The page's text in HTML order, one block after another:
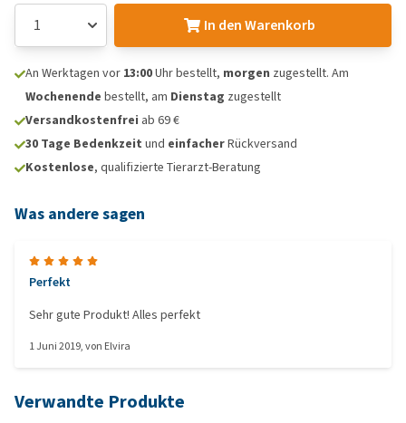
In den Warenkorb
An Werktagen vor 13:00Uhr bestellt, morgen zugestellt. Am
Wochenende bestellt, am Dienstag zugestellt
Versandkostenfrei ab 69 €
30 Tage Bedenkzeit und einfacherRückversand
Kostenlose, qualifizierte Tierarzt-Beratung
Was andere sagen
Perfekt
Sehr gute Produkt! Alles perfekt
1 Juni 2019, von Elvira
Verwandte Produkte